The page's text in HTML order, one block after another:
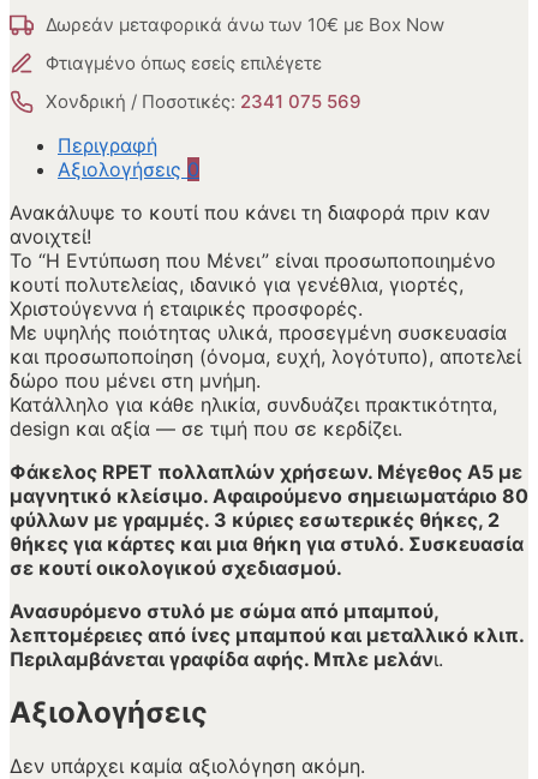
Δωρεάν μεταφορικά άνω των 10€ με Box Now
Φτιαγμένο όπως εσείς επιλέγετε
Χονδρική / Ποσοτικές: 2341 075 569
Περιγραφή
Αξιολογήσεις 0
Ανακάλυψε το κουτί που κάνει τη διαφορά πριν καν
ανοιχτεί!
Το “Η Εντύπωση που Μένει” είναι προσωποποιημένο
κουτί πολυτελείας, ιδανικό για γενέθλια, γιορτές,
Χριστούγεννα ή εταιρικές προσφορές.
Με υψηλής ποιότητας υλικά, προσεγμένη συσκευασία
και προσωποποίηση (όνομα, ευχή, λογότυπο), αποτελεί
δώρο που μένει στη μνήμη.
Κατάλληλο για κάθε ηλικία, συνδυάζει πρακτικότητα,
design και αξία — σε τιμή που σε κερδίζει.
Φάκελος RPET πολλαπλών χρήσεων. Μέγεθος Α5 με
μαγνητικό κλείσιμο. Αφαιρούμενο σημειωματάριο 80
φύλλων με γραμμές. 3 κύριες εσωτερικές θήκες, 2
θήκες για κάρτες και μια θήκη για στυλό. Συσκευασία
σε κουτί οικολογικού σχεδιασμού.
Ανασυρόμενο στυλό με σώμα από μπαμπού,
λεπτομέρειες από ίνες μπαμπού και μεταλλικό κλιπ.
Περιλαμβάνεται γραφίδα αφής. Μπλε μελάνι.
Αξιολογήσεις
Δεν υπάρχει καμία αξιολόγηση ακόμη.